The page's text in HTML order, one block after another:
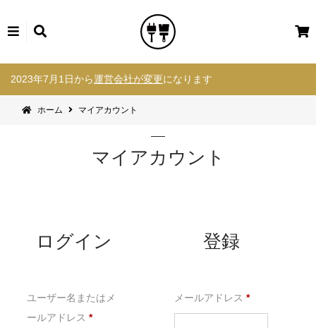
カ
2023年7月1日から運営会社が変更になります
ホーム マイアカウント
マイアカウント
ログイン
ユーザー名またはメ
ールアドレス *必
登録
メールアドレス *必
須